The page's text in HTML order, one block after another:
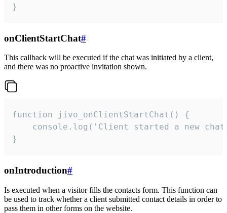
}
onClientStartChat#
This callback will be executed if the chat was initiated by a client,
and there was no proactive invitation shown.
function jivo_onClientStartChat() {
console.log('Client started a new
}
onIntroduction#
Is executed when a visitor fills the contacts form. This function can
be used to track whether a client submitted contact details in order to
pass them in other forms on the website.